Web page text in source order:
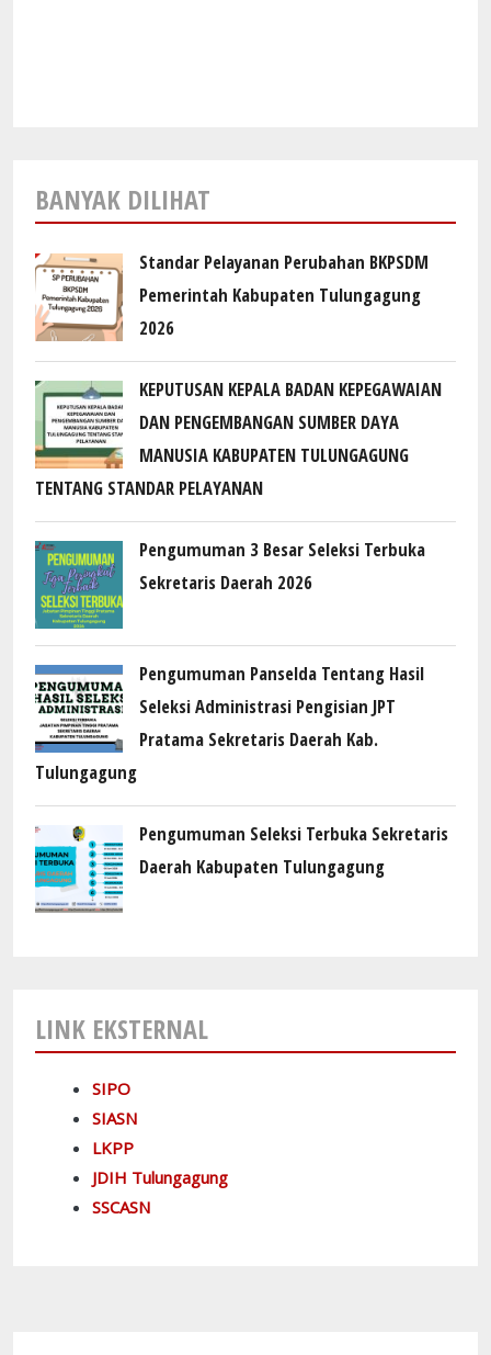
BANYAK DILIHAT
Standar Pelayanan Perubahan BKPSDM
Pemerintah Kabupaten Tulungagung
2026
KEPUTUSAN KEPALA BADAN KEPEGAWAIAN
DAN PENGEMBANGAN SUMBER DAYA
MANUSIA KABUPATEN TULUNGAGUNG
TENTANG STANDAR PELAYANAN
Pengumuman 3 Besar Seleksi Terbuka
Sekretaris Daerah 2026
Pengumuman Panselda Tentang Hasil
Seleksi Administrasi Pengisian JPT
Pratama Sekretaris Daerah Kab.
Tulungagung
Pengumuman Seleksi Terbuka Sekretaris
Daerah Kabupaten Tulungagung
LINK EKSTERNAL
SIPO
SIASN
LKPP
JDIH Tulungagung
SSCASN